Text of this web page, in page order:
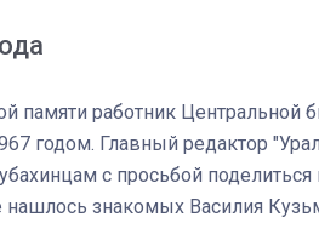
памяти работник Центральной
годом. Главный редактор
с просьбой
знакомых Василия
03